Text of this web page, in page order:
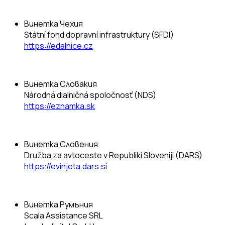
Винетка Чехия
Státní fond dopravní infrastruktury (SFDI)
https://edalnice.cz
Винетка Словакия
Národná diaľničná spoločnosť (NDS)
https://eznamka.sk
Винетка Словения
Družba za avtoceste v Republiki Sloveniji (DARS)
https://evinjeta.dars.si
Винетка Румъния
Scala Assistance SRL